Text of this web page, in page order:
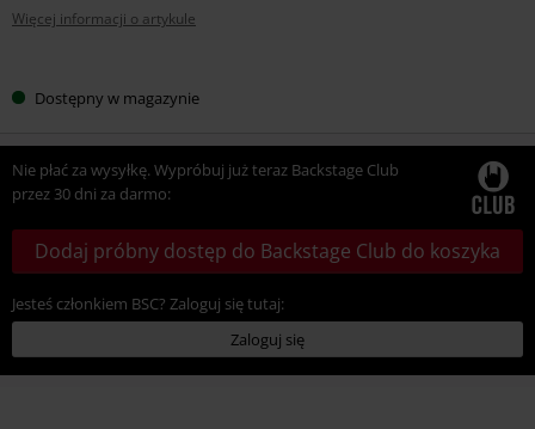
Więcej informacji o artykule
swójDostępny w magazynie
Nie płać za wysyłkę. Wypróbuj już teraz Backstage Club
przez 30 dni za darmo:
Dodaj próbny dostęp do Backstage Club do koszyka
Jesteś członkiem BSC? Zaloguj się tutaj:
Zaloguj się